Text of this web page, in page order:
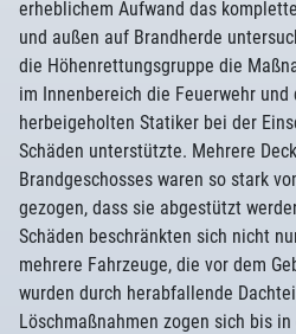
erheblichem Aufwand das
und außen auf Brandherde
die Höhenrettungsgruppe die
im Innenbereich die Feuerwehr und
herbeigeholten Statiker bei der
Schäden unterstützte. Mehrere
Brandgeschosses waren so stark
gezogen, dass sie abgestützt
Schäden beschränkten sich nicht
mehrere Fahrzeuge, die vor dem
wurden durch herabfallende
Löschmaßnahmen zogen sich bis